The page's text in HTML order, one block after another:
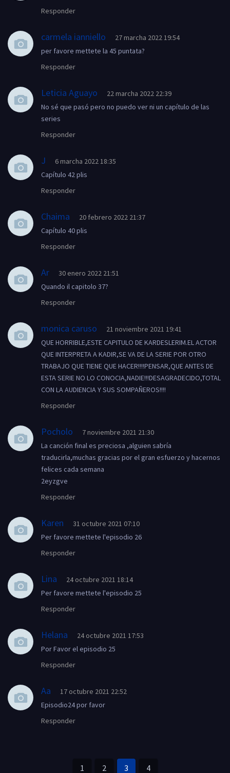
Responder
carmela ianniello
27 marcha 2022 19:54
per favore mettete la 45 puntata?
Responder
Leticia Aguayo
22 marcha 2022 22:39
No sé que pasó pero no puedo ver ni un capítulo de las
series
Responder
J
6 marcha 2022 18:35
Capítulo 42 plis
Responder
Chaima
20 febrero 2022 21:37
Capítulo 40 plis
Responder
Ar
30 enero 2022 21:51
Quando il capitolo 37?
Responder
monica caruso
21 noviembre 2021 19:41
QUE HORRIBLE,ESTE CAPITULO DE KARDESLERIM.EL ACTOR
QUE INTERPRETA A KADIR,SE VA DE LA SERIE POR OTRO
TRABAJO QUE TIENE QUE HACER!!!!PENSAR,QUE ANTES DE
ESTA SERIE NO LO CONOCIA,NADIE!!!DESAGRADECIDO,TOTAL
CON LA AUDIENCIA Y SUS SOMPAÑEROS!!!!
Responder
Pocholo
7 noviembre 2021 21:30
La canción final es preciosa ,alguien sabría
traducirla,muchas gracias por el gran esfuerzo y hacernos
felices cada semana
2eyzgve
Responder
Karen
31 octubre 2021 07:10
Per favore mettete l'episodio 26
Responder
Lina
24 octubre 2021 18:14
Per favore mettete l'episodio 25
Responder
Helana
24 octubre 2021 17:53
Por Favor el episodio 25
Responder
Aa
17 octubre 2021 22:52
Episodio24 por favor
Responder
1 2 3 4